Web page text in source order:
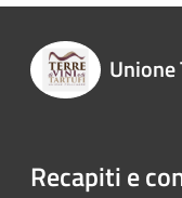
Unione
Recapiti e